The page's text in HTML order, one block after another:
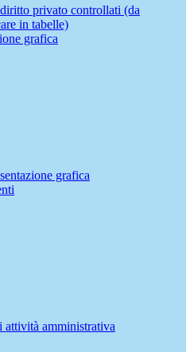
privato controllati (da
in tabelle)
grafica
grafica
attività amministrativa